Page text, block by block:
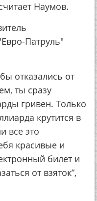
Наумов.
Патруль"
отказались от
ты сразу
гривен. Только
крутится в
все это
красивые и
билет и
от взяток”,